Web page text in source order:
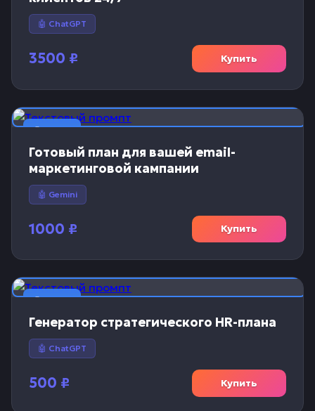
🤖 ChatGPT
3500 ₽ Купить
📝 Текст
Готовый план для вашей email-
маркетинговой кампании
🤖 Gemini
1000 ₽ Купить
📝 Текст
Генератор стратегического HR-плана
🤖 ChatGPT
500 ₽ Купить